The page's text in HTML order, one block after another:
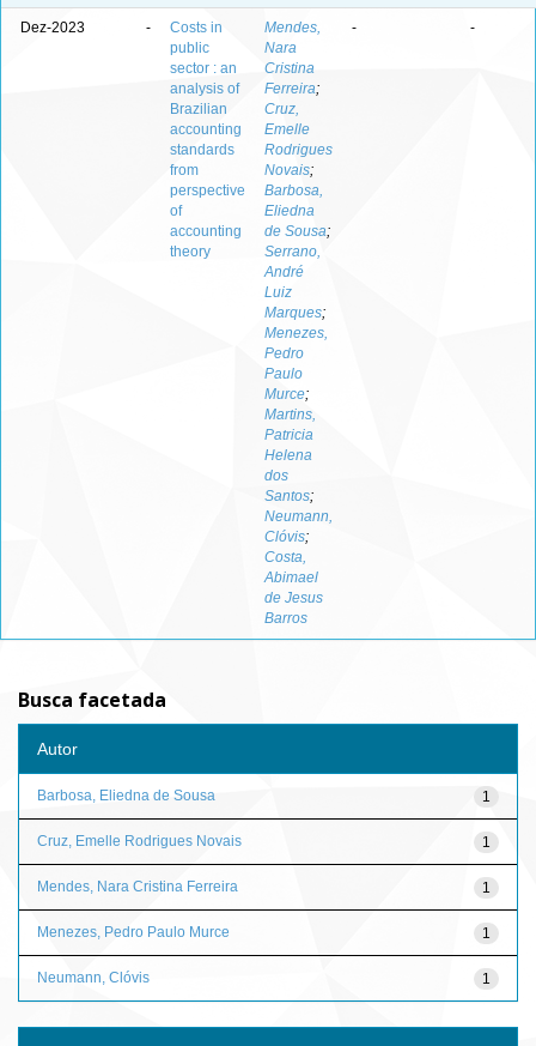
Dez-2023 -
Costs in
public
sector : an
analysis of
Brazilian
accounting
standards
from
perspective
of
accounting
theory
Mendes,
Nara
Cristina
Ferreira;
Cruz,
Emelle
Rodrigues
Novais;
Barbosa,
Eliedna
de Sousa;
Serrano,
André
Luiz
Marques;
Menezes,
Pedro
Paulo
Murce;
Martins,
Patricia
Helena
dos
Santos;
Neumann,
Clóvis;
Costa,
Abimael
de Jesus
Barros
- -
Busca facetada
Autor
1
Barbosa, Eliedna de Sousa
1
Cruz, Emelle Rodrigues Novais
1
Mendes, Nara Cristina Ferreira
1
Menezes, Pedro Paulo Murce
1
Neumann, Clóvis